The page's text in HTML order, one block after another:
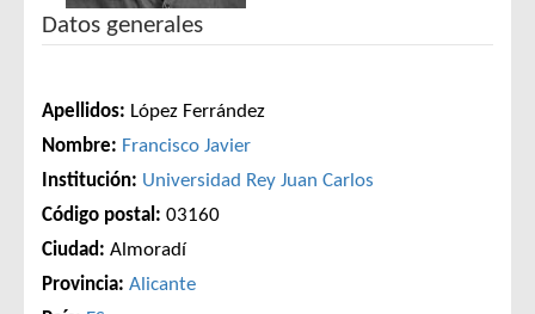
Datos generales
Apellidos: López Ferrández
Nombre: Francisco Javier
Institución: Universidad Rey Juan Carlos
Código postal: 03160
Ciudad: Almoradí
Provincia: Alicante